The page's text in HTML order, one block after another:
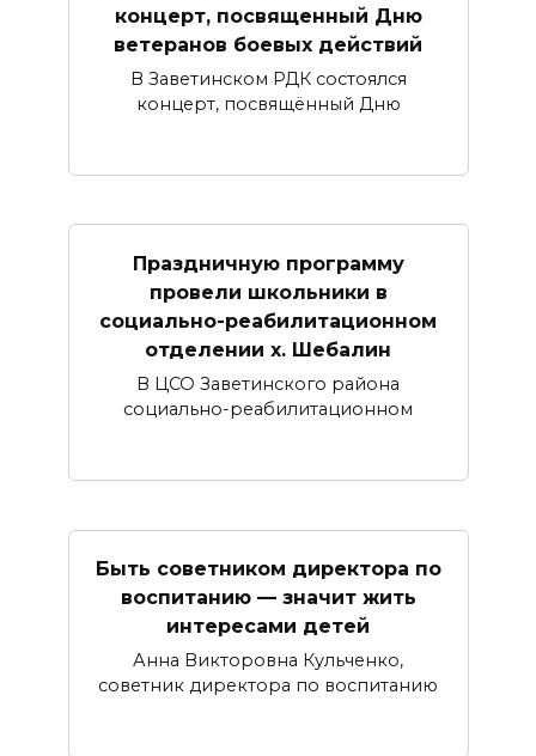
концерт, посвященный Дню
ветеранов боевых действий
В Заветинском РДК состоялся
концерт, посвящённый Дню
Праздничную программу
провели школьники в
социально-реабилитационном
отделении х. Шебалин
В ЦСО Заветинского района
социально-реабилитационном
Быть советником директора по
воспитанию — значит жить
интересами детей
Анна Викторовна Кульченко,
советник директора по воспитанию